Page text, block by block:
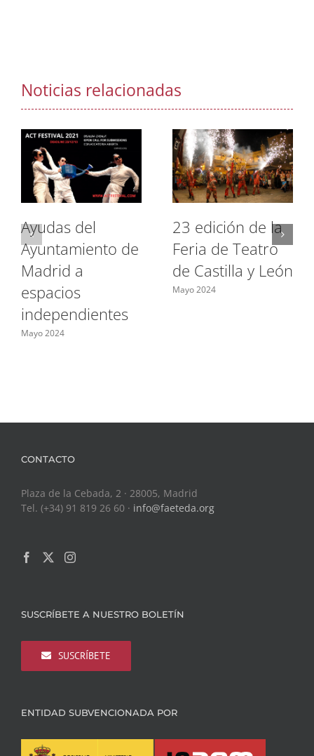
Noticias relacionadas
Ayudas del
Ayuntamiento de
Madrid a
espacios
independientes
Mayo 2024
23 edición de la
Feria de Teatro
de Castilla y León
Mayo 2024
CONTACTO
Plaza de la Cebada, 2 · 28005, Madrid
Tel. (+34) 91 819 26 60 · info@faeteda.org
SUSCRÍBETE A NUESTRO BOLETÍN
SUSCRÍBETE
ENTIDAD SUBVENCIONADA POR